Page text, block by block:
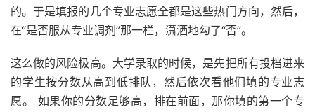
的。于是填报的几个专业志愿全都是这些热门方向，然后，
在“是否服从专业调剂”那一栏，潇洒地勾了“否”。
这么做的风险极高。大学录取的时候，是先把所有投档进来
的学生按分数从高到低排队，然后依次看他们填的专业志
愿。 如果你的分数足够高，排在前面，那你填的第一个专